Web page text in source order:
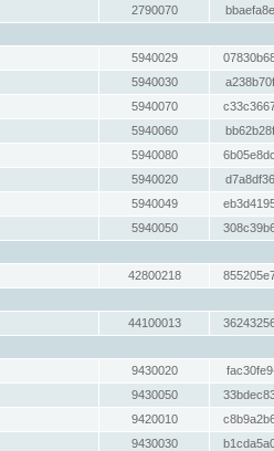
2790070
5940029
5940030
5940070
5940060
5940080
5940020
5940049
5940050
42800218
44100013
9430020
9430050
9420010
9430030